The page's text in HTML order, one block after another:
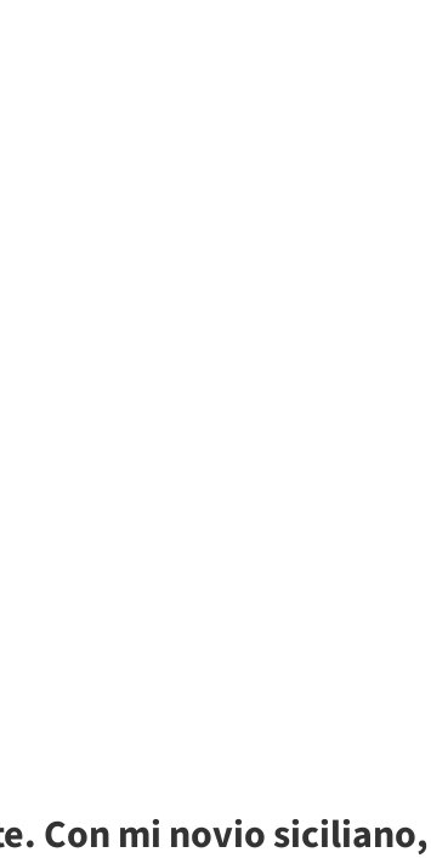
Con mi novio siciliano,